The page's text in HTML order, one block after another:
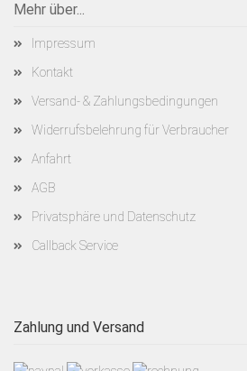
Mehr über...
Impressum
Kontakt
Versand- & Zahlungsbedingungen
Widerrufsbelehrung für Verbraucher
Anfahrt
AGB
Privatsphäre und Datenschutz
Callback Service
Zahlung und Versand